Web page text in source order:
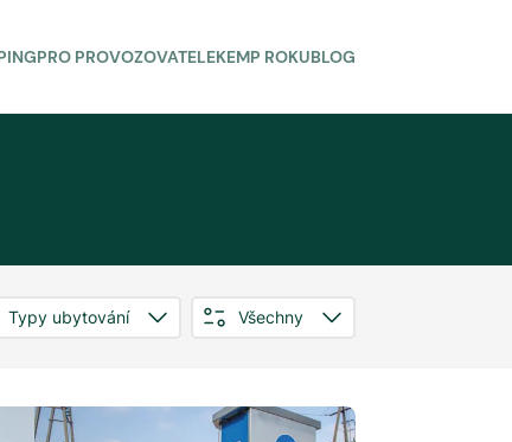
PRO PROVOZOVATELEKEMP ROKUBLOG
Typy ubytování Všechny